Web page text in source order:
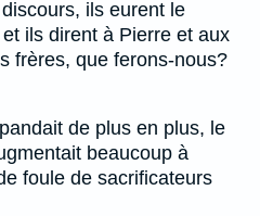
ils eurent le
ils dirent à Pierre et aux
frères, que ferons-nous?
de plus en plus, le
beaucoup à
foule de sacrificateurs